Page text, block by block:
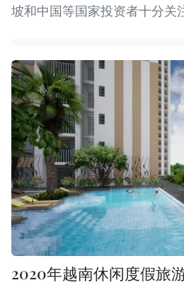
坡和中国等国家投资者十分关
2020年越南休闲度假旅